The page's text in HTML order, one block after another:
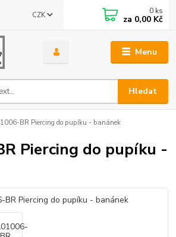
Menu
CZK
Hledat
0 ks
za 0,00 Kč
BR Piercing do pupíku - banánek
Piercing do pupíku -